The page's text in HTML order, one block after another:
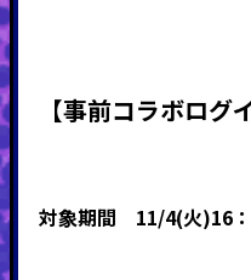
【事前コラボログ
対象期間 11/4(火